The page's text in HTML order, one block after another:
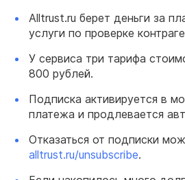
Alltrust.ru берет деньги за
услуги по проверке
У сервиса три тарифа
800 рублей.
Подписка активируется в
платежа и продлевается
Отказаться от подписки
alltrust.ru/unsubscribe.